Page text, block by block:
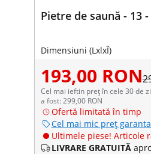
Pietre de saună - 13
Dimensiuni (LxlxÎ)
193,00 RON
Cel mai ieftin preț în cele 30 de
a fost: 299,00 RON
Ofertă limitată în timp
Cel mai mic preț
Ultimele piese! Articole
LIVRARE GRATUITĂ